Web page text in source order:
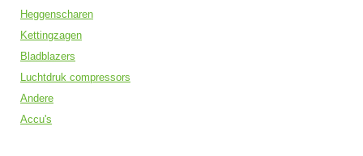
Heggenscharen
Kettingzagen
Bladblazers
Luchtdruk compressors
Andere
Accu's